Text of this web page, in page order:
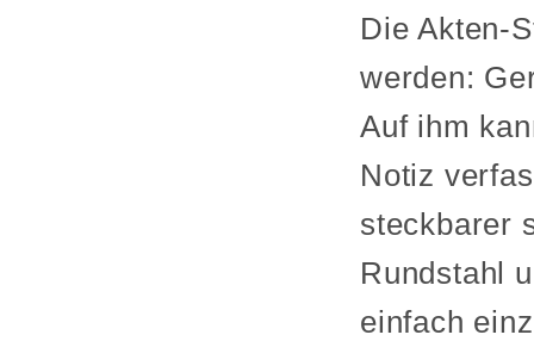
Die Akten-
werden:
Auf ihm
Notiz
steckbarer
Rundstahl
einfach